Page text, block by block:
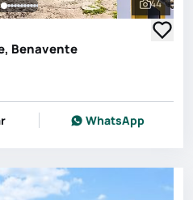
Ver
44
Benavente
WhatsApp